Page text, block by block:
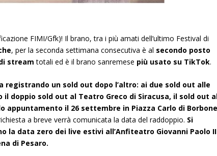
FIMI/Gfk)! Il brano, tra i più amati dell’ultimo Festival di
, per la seconda settimana consecutiva è al secondo posto
stream totali ed è il brano sanremese più usato su TikTok.
registrando un sold out dopo l’altro: ai due sold out alle
il doppio sold out al Teatro Greco di Siracusa, il sold out
appuntamento il 26 settembre in Piazza Carlo di
a breve verrà comunicata la data del raddoppio. Si
la data zero dei live estivi all’Anfiteatro Giovanni Paolo
di Pesaro.